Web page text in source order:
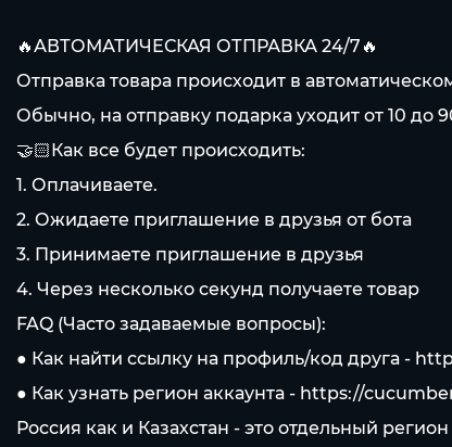
🔥АВТОМАТИЧЕСКАЯ ОТПРАВКА 24/7🔥
Отправка товара происходит в
Обычно, на отправку подарка уходит от 10 до
🤝🏻Как все будет происходить:
1. Оплачиваете.
2. Ожидаете приглашение в друзья от бота
3. Принимаете приглашение в друзья
4. Через несколько секунд получаете товар
FAQ (Часто задаваемые вопросы):
● Как найти ссылку на профиль/код друга -
● Как узнать регион аккаунта - https://
Россия как и Казахстан - это отдельный